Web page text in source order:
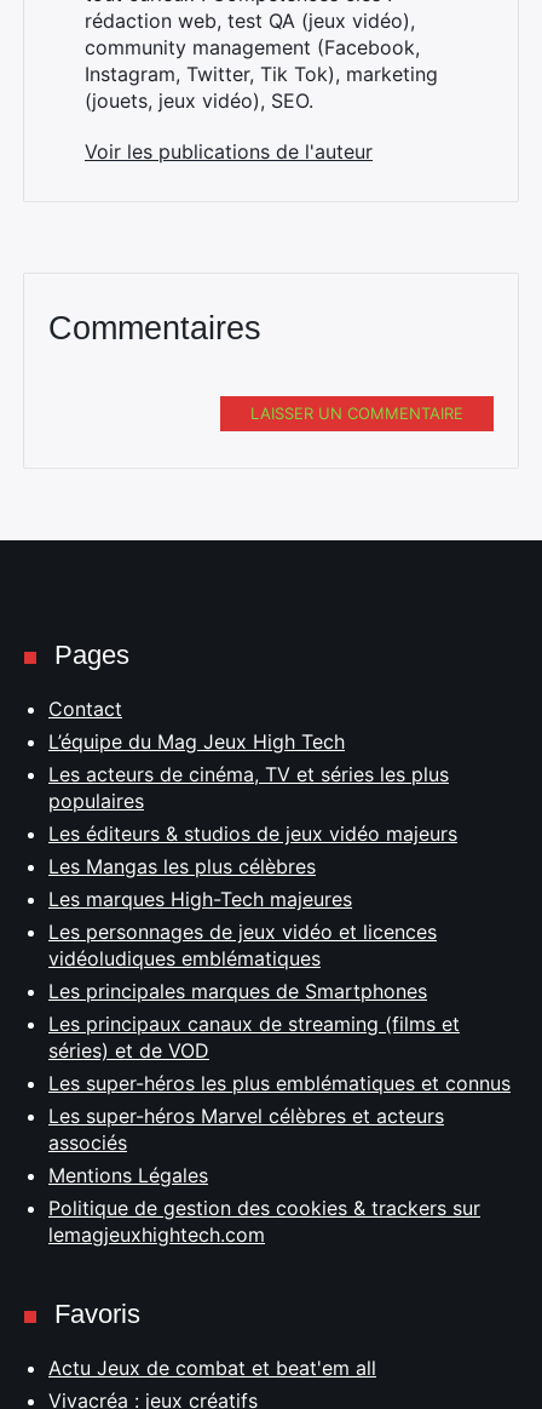
rédaction web, test QA (jeux vidéo),
community management (Facebook,
Instagram, Twitter, Tik Tok), marketing
(jouets, jeux vidéo), SEO.
Voir les publications de l'auteur
Commentaires
LAISSER UN COMMENTAIRE
Pages
Contact
L’équipe du Mag Jeux High Tech
Les acteurs de cinéma, TV et séries les plus
populaires
Les éditeurs & studios de jeux vidéo majeurs
Les Mangas les plus célèbres
Les marques High-Tech majeures
Les personnages de jeux vidéo et licences
vidéoludiques emblématiques
Les principales marques de Smartphones
Les principaux canaux de streaming (films et
séries) et de VOD
Les super-héros les plus emblématiques et connus
Les super-héros Marvel célèbres et acteurs
associés
Mentions Légales
Politique de gestion des cookies & trackers sur
lemagjeuxhightech.com
Favoris
Actu Jeux de combat et beat'em all
Vivacréa : jeux créatifs